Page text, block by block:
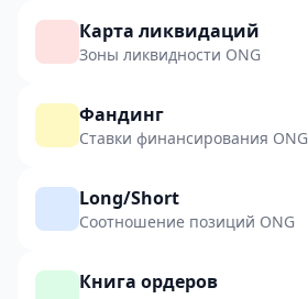
Карта ликвидаций
Зоны ликвидности ONG
Фандинг
Ставки финансирования ONG
Long/Short
Соотношение позиций ONG
Книга ордеров